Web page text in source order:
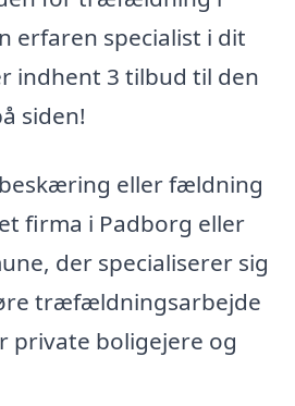
erfaren specialist i dit
indhent 3 tilbud til den
siden!
eller fældning
firma i Padborg eller
der specialiserer sig
træfældningsarbejde
private boligejere og